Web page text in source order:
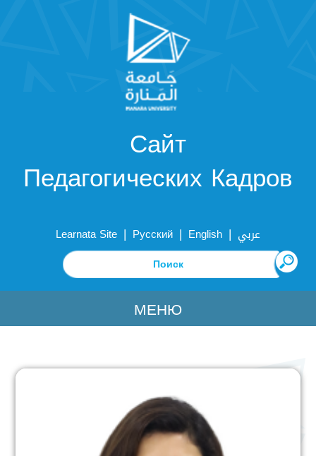
Сайт
Педагогических Кадров
Learnata Site | Русский | English | عربي
МЕНЮ